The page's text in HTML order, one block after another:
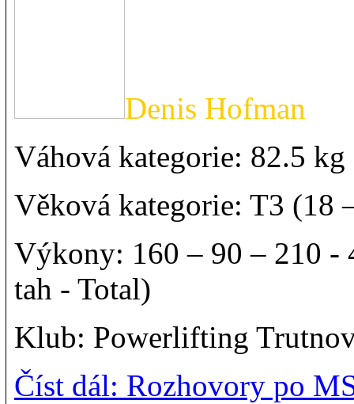
Denis Hofman
Váhová kategorie: 82.5
Věková kategorie: T3 (18
Výkony: 160 – 90 – 210 -
tah - Total)
Klub: Powerlifting
Číst dál: Rozhovory po